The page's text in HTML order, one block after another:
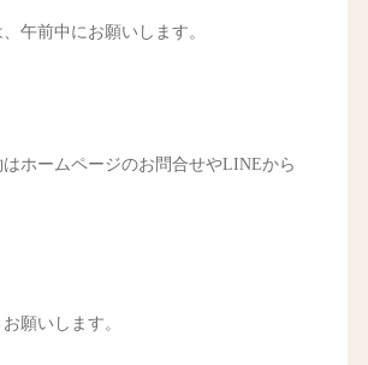
午前中にお願いします。
ホームページのお問合せやLINEから
願いします。